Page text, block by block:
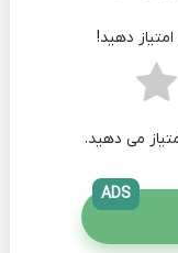
دهید!
می دهید.
ADS